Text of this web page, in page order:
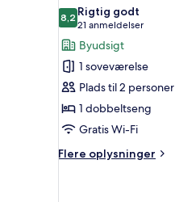
billeder
af
Dobbeltværelse
-
balkon
8,28,2 ud af 10
Rigtig godt
21 anmeldelser
(21
anmeldelser)
Byudsigt
1 soveværelse
Plads til 2 personer
1 dobbeltseng
Gratis Wi-Fi
Flere oplysninger
Flere